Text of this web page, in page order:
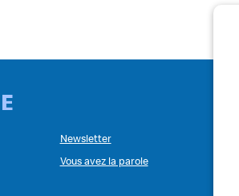
Newsletter
Vous avez la parole